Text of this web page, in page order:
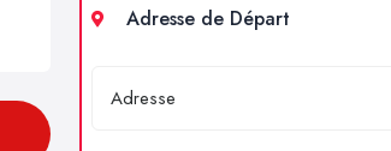
Adresse de Départ